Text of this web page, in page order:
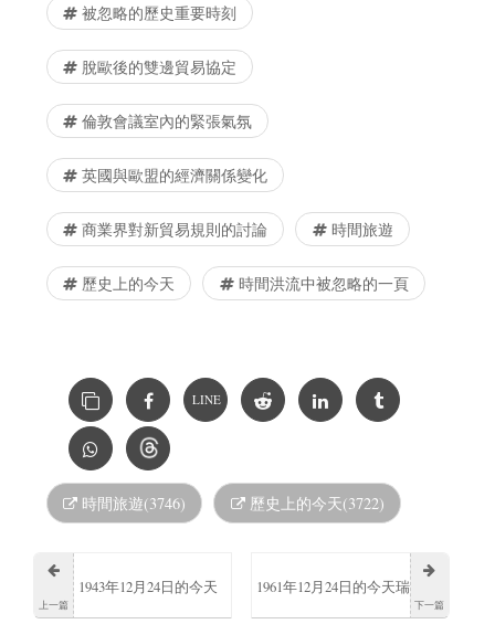
被忽略的歷史重要時刻
脫歐後的雙邊貿易協定
倫敦會議室內的緊張氣氛
英國與歐盟的經濟關係變化
商業界對新貿易規則的討論 時間旅遊
歷史上的今天 時間洪流中被忽略的一頁
LINE
時間旅遊(3746) 歷史上的今天(3722)
上一篇
1943年12月24日的今天
下一篇
1961年12月24日的今天瑞